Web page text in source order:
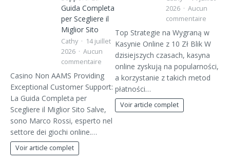
Guida Completa
per Scegliere il
Miglior Sito
Cathy
14 juillet
2026
Aucun
commentaire
Casino Non AAMS Providing
Exceptional Customer Support:
La Guida Completa per
Scegliere il Miglior Sito Salve,
sono Marco Rossi, esperto nel
settore dei giochi online.…
Voir article complet
2026
Aucun
commentaire
Top Strategie na Wygraną w
Kasynie Online z 10 Zł Blik W
dzisiejszych czasach, kasyna
online zyskują na popularności,
a korzystanie z takich metod
płatności…
Voir article complet